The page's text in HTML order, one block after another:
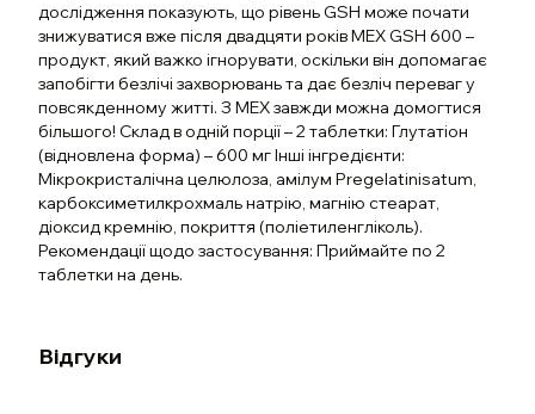
дослідження показують, що рівень GSH може почати
знижуватися вже після двадцяти років MEX GSH 600 –
продукт, який важко ігнорувати, оскільки він допомагає
запобігти безлічі захворювань та дає безліч переваг у
повсякденному житті. З MEX завжди можна домогтися
більшого! Склад в одній порції – 2 таблетки: Глутатіон
(відновлена форма) – 600 мг Інші інгредієнти:
Мікрокристалічна целюлоза, амілум Pregelatinisatum,
карбоксиметилкрохмаль натрію, магнію стеарат,
діоксид кремнію, покриття (поліетиленгліколь).
Рекомендації щодо застосування: Приймайте по 2
таблетки на день.
Відгуки